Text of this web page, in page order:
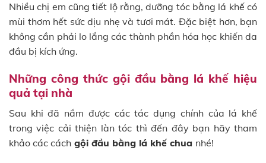
Nhiều chị em cũng tiết lộ rằng, dưỡng tóc bằng lá khế có
mùi thơm hết sức dịu nhẹ và tươi mát. Đặc biệt hơn, bạn
không cần phải lo lắng các thành phần hóa học khiến da
đầu bị kích ứng.
Những công thức gội đầu bằng lá khế hiệu
quả tại nhà
Sau khi đã nắm được các tác dụng chính của lá khế
trong việc cải thiện làn tóc thì đến đây bạn hãy tham
khảo các cách gội đầu bằng lá khế chua nhé!